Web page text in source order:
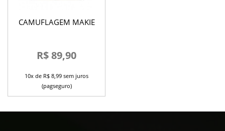
CAMUFLAGEM MAKIE
R$ 89,90
10x de R$ 8,99 sem juros
(pagseguro)